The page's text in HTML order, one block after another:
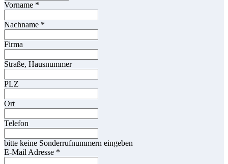
Vorname *
Nachname *
Firma
Straße, Hausnummer
PLZ
Ort
Telefon
bitte keine Sonderrufnummern eingeben
E-Mail Adresse *